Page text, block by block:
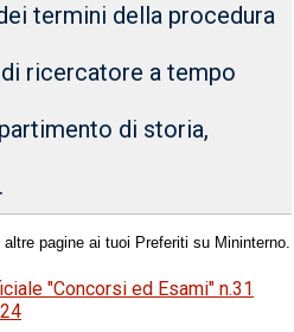
termini della procedura
ricercatore a tempo
di storia,
pagine ai tuoi Preferiti su Mininterno.
"Concorsi ed Esami" n.31